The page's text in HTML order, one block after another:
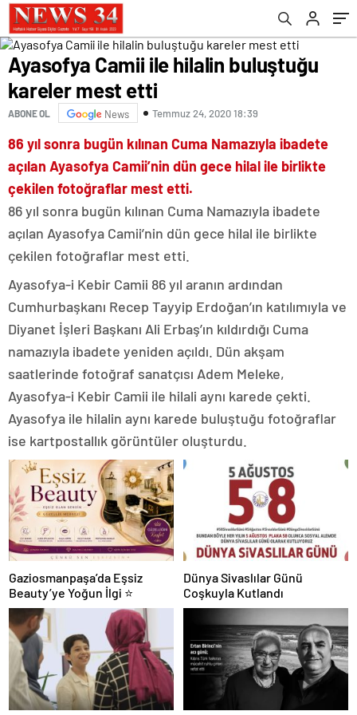
Ayasofya Camii ile hilalin buluştuğu
kareler mest etti
ABONE OL News Temmuz 24, 2020 18:39
86 yıl sonra bugün kılınan Cuma Namazıyla ibadete
açılan Ayasofya Camii’nin dün gece hilal ile birlikte
çekilen fotoğraflar mest etti.
86 yıl sonra bugün kılınan Cuma Namazıyla ibadete
açılan Ayasofya Camii’nin dün gece hilal ile birlikte
çekilen fotoğraflar mest etti.
Ayasofya-i Kebir Camii 86 yıl aranın ardından
Cumhurbaşkanı Recep Tayyip Erdoğan’ın katılımıyla ve
Diyanet İşleri Başkanı Ali Erbaş’ın kıldırdığı Cuma
namazıyla ibadete yeniden açıldı. Dün akşam
saatlerinde fotoğraf sanatçısı Adem Meleke,
Ayasofya-i Kebir Camii ile hilali aynı karede çekti.
Ayasofya ile hilalin aynı karede buluştuğu fotoğraflar
ise kartpostallık görüntüler oluşturdu.
Gaziosmanpaşa’da Eşsiz
Beauty’ye Yoğun İlgi ⭐
Dünya Sivaslılar Günü
Coşkuyla Kutlandı